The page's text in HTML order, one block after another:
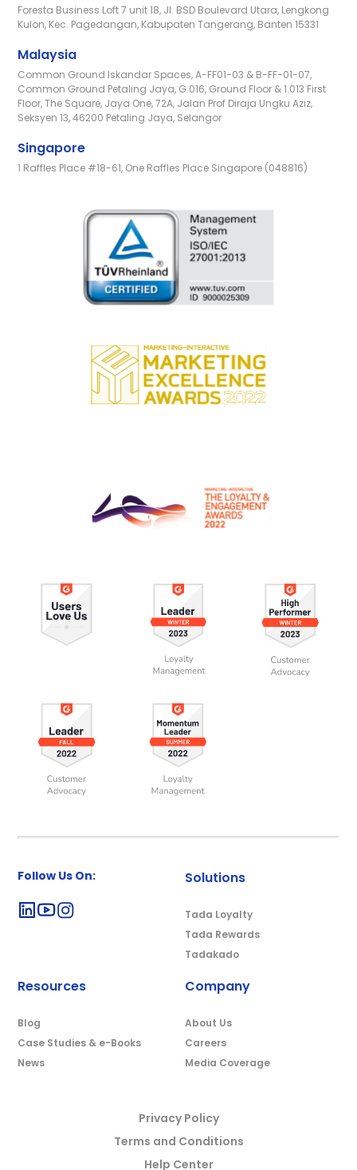
Foresta Business Loft 7 unit 18, Jl. BSD Boulevard Utara, Lengkong
Kulon, Kec. Pagedangan, Kabupaten Tangerang, Banten 15331
Malaysia
Common Ground Iskandar Spaces, A-FF01-03 & B-FF-01-07,
Common Ground Petaling Jaya, G.016, Ground Floor & 1.013 First
Floor, The Square, Jaya One, 72A, Jalan Prof Diraja Ungku Aziz,
Seksyen 13, 46200 Petaling Jaya, Selangor
Singapore
1 Raffles Place #18-61, One Raffles Place Singapore (048816)
Follow Us On: Solutions
Tada Loyalty
Tada Rewards
Tadakado
Resources
Blog
Case Studies & e-Books
News
Company
About Us
Careers
Media Coverage
Privacy Policy
Terms and Conditions
Help Center